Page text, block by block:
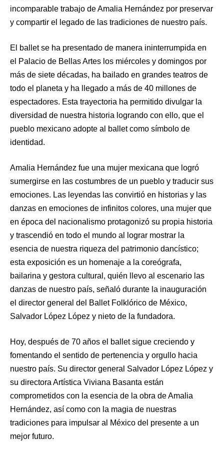
incomparable trabajo de Amalia Hernández por preservar
y compartir el legado de las tradiciones de nuestro país.
El ballet se ha presentado de manera ininterrumpida en
el Palacio de Bellas Artes los miércoles y domingos por
más de siete décadas, ha bailado en grandes teatros de
todo el planeta y ha llegado a más de 40 millones de
espectadores. Esta trayectoria ha permitido divulgar la
diversidad de nuestra historia logrando con ello, que el
pueblo mexicano adopte al ballet como símbolo de
identidad.
Amalia Hernández fue una mujer mexicana que logró
sumergirse en las costumbres de un pueblo y traducir sus
emociones. Las leyendas las convirtió en historias y las
danzas en emociones de infinitos colores, una mujer que
en época del nacionalismo protagonizó su propia historia
y trascendió en todo el mundo al lograr mostrar la
esencia de nuestra riqueza del patrimonio dancístico;
esta exposición es un homenaje a la coreógrafa,
bailarina y gestora cultural, quién llevo al escenario las
danzas de nuestro país, señaló durante la inauguración
el director general del Ballet Folklórico de México,
Salvador López López y nieto de la fundadora.
Hoy, después de 70 años el ballet sigue creciendo y
fomentando el sentido de pertenencia y orgullo hacia
nuestro país. Su director general Salvador López López y
su directora Artística Viviana Basanta están
comprometidos con la esencia de la obra de Amalia
Hernández, así como con la magia de nuestras
tradiciones para impulsar al México del presente a un
mejor futuro.